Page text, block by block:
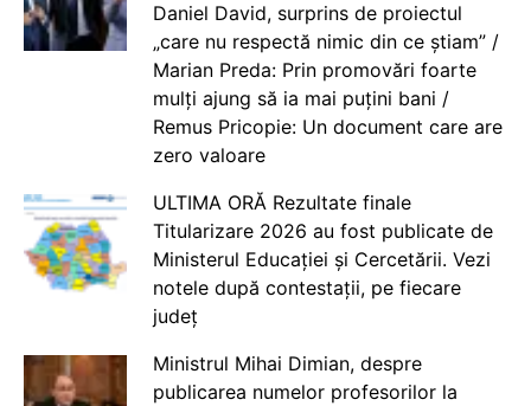
Daniel David, surprins de proiectul
„care nu respectă nimic din ce știam” /
Marian Preda: Prin promovări foarte
mulți ajung să ia mai puțini bani /
Remus Pricopie: Un document care are
zero valoare
ULTIMA ORĂ Rezultate finale
Titularizare 2026 au fost publicate de
Ministerul Educației și Cercetării. Vezi
notele după contestații, pe fiecare
județ
Ministrul Mihai Dimian, despre
publicarea numelor profesorilor la